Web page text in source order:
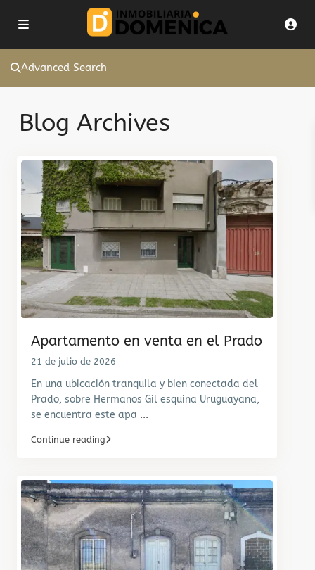
Advanced Search
Blog Archives
Apartamento en venta en el Prado
21 de julio de 2026
En una ubicación tranquila y bien conectada del
Prado, sobre Hermanos Gil esquina Uruguayana,
se encuentra este apa ...
Continue reading